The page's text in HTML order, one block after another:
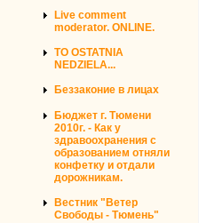
Live comment
moderator. ONLINE.
TO OSTATNIA
NEDZIELA...
Беззаконие в лицах
Бюджет г. Тюмени
2010г. - Как у
здравоохранения с
образованием отняли
конфетку и отдали
дорожникам.
Вестник "Ветер
Свободы - Тюмень"